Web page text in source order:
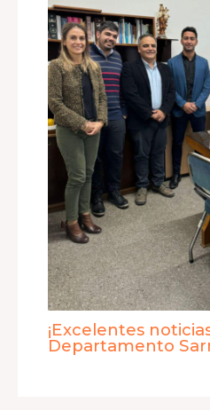
¡Excelentes
Departamento